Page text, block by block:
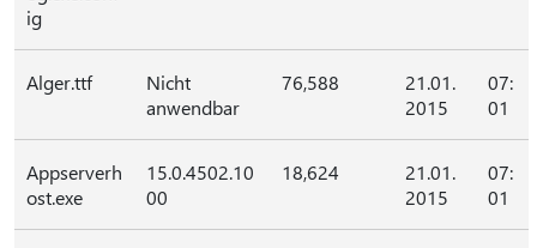
ig
Alger.ttf
Nicht
anwendbar
76,588
21.01.
2015
07:
01
Appserverh
ost.exe
15.0.4502.10
00
18,624
21.01.
2015
07:
01